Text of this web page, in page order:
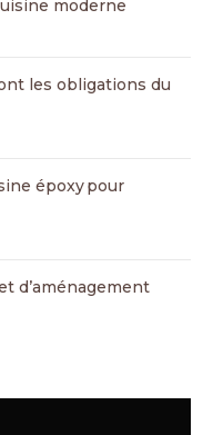
moderne
les obligations du
époxy pour
d’aménagement